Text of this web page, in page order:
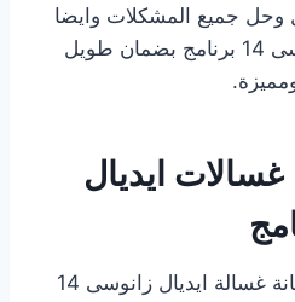
وحل جميع المشكلات وايضا
صيانة غسالة ايديال زانوسى 14 برنامج بضمان طويل
ايديال
من المتعارف عليه أن صيانة غسالة ايديال زانوسى 14